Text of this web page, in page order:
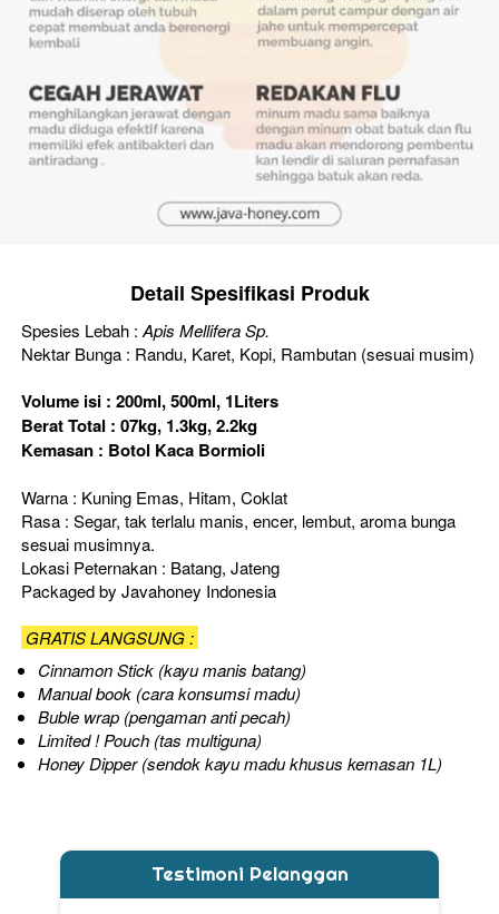
Detail Spesifikasi Produk
Spesies Lebah : Apis Mellifera Sp.
Nektar Bunga : Randu, Karet, Kopi, Rambutan (sesuai musim)
Volume isi : 200ml, 500ml, 1Liters
Berat Total : 07kg, 1.3kg, 2.2kg
Kemasan : Botol Kaca Bormioli
Warna : Kuning Emas, Hitam, Coklat
Rasa : Segar, tak terlalu manis, encer, lembut, aroma bunga
sesuai musimnya.
Lokasi Peternakan : Batang, Jateng
Packaged by Javahoney Indonesia
GRATIS LANGSUNG :
Cinnamon Stick (kayu manis batang)
Manual book (cara konsumsi madu)
Buble wrap (pengaman anti pecah)
Limited ! Pouch (tas multiguna)
Honey Dipper (sendok kayu madu khusus kemasan 1L)
Testimoni Pelanggan